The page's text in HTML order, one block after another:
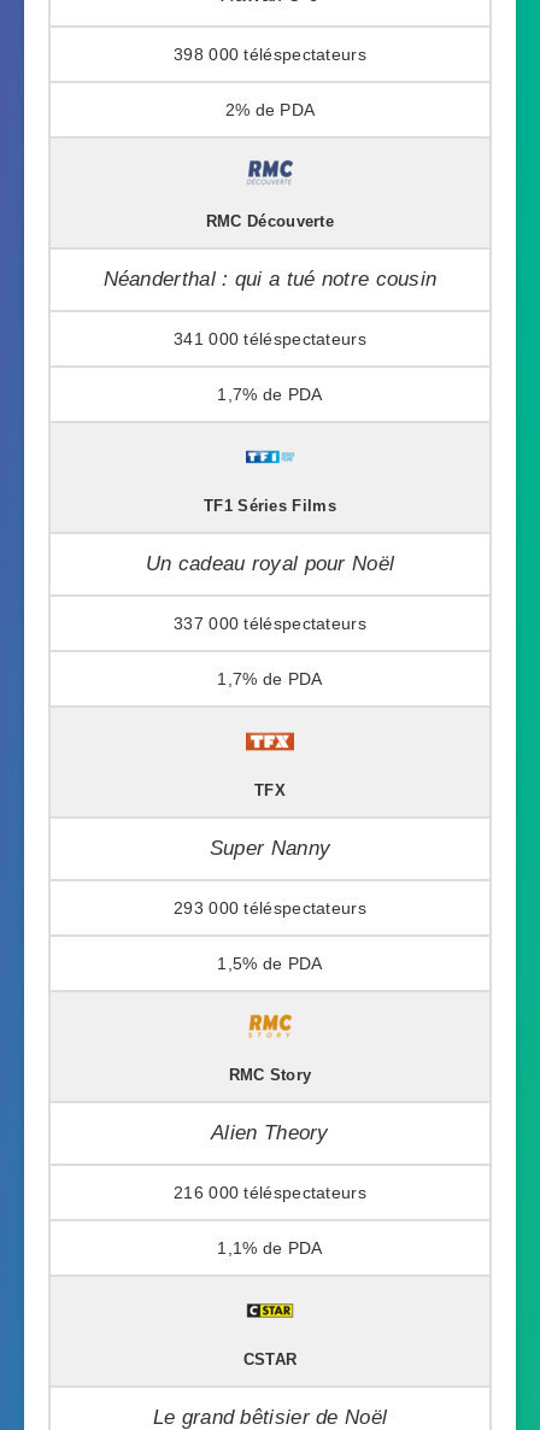
398 000
2%
RMC Découverte
Néanderthal : qui a tué notre cousin
341 000
1,7%
TF1 Séries Films
Un cadeau royal pour Noël
337 000
1,7%
TFX
Super Nanny
293 000
1,5%
RMC Story
Alien Theory
216 000
1,1%
CSTAR
Le grand bêtisier de Noël